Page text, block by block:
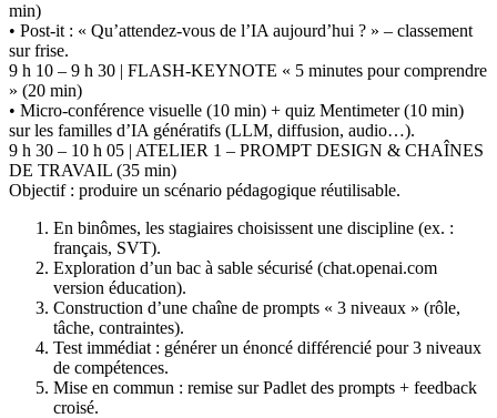
min)
• Post-it : « Qu’attendez-vous de l’IA aujourd’hui ? » – classement
sur frise.
9 h 10 – 9 h 30 | FLASH-KEYNOTE « 5 minutes pour comprendre
» (20 min)
• Micro-conférence visuelle (10 min) + quiz Mentimeter (10 min)
sur les familles d’IA génératifs (LLM, diffusion, audio…).
9 h 30 – 10 h 05 | ATELIER 1 – PROMPT DESIGN & CHAÎNES
DE TRAVAIL (35 min)
Objectif : produire un scénario pédagogique réutilisable.
En binômes, les stagiaires choisissent une discipline (ex. :
français, SVT).
Exploration d’un bac à sable sécurisé (chat.openai.com
version éducation).
Construction d’une chaîne de prompts « 3 niveaux » (rôle,
tâche, contraintes).
Test immédiat : générer un énoncé différencié pour 3 niveaux
de compétences.
Mise en commun : remise sur Padlet des prompts + feedback
croisé.